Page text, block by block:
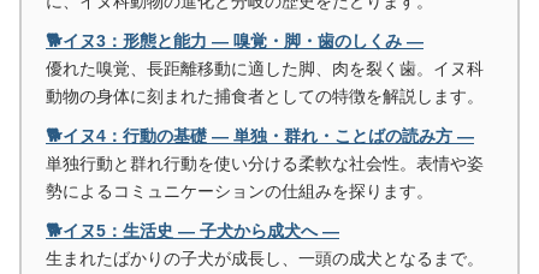
🐕イヌ3：形態と能力 ― 嗅覚・脚・歯のしくみ ―
優れた嗅覚、長距離移動に適した脚、肉を裂く歯。イヌ科
動物の身体に刻まれた捕食者としての特徴を解説します。
🐕イヌ4：行動の基礎 ― 単独・群れ・ことばの読み方 ―
単独行動と群れ行動を使い分ける柔軟な社会性。表情や姿
勢によるコミュニケーションの仕組みを探ります。
🐕イヌ5：生活史 ― 子犬から成犬へ ―
生まれたばかりの子犬が成長し、一頭の成犬となるまで。